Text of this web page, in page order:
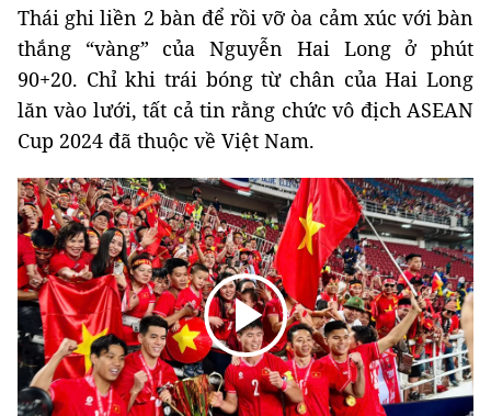
Thái ghi liền 2 bàn để rồi vỡ òa cảm xúc với bàn
thắng “vàng” của Nguyễn Hai Long ở phút
90+20. Chỉ khi trái bóng từ chân của Hai Long
lăn vào lưới, tất cả tin rằng chức vô địch ASEAN
Cup 2024 đã thuộc về Việt Nam.